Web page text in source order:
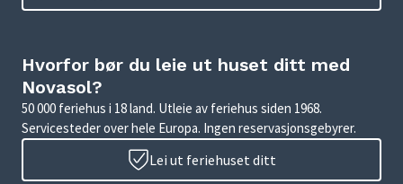
Hvorfor bør du leie ut huset ditt med
Novasol?
50 000 feriehus i 18 land. Utleie av feriehus siden 1968.
Servicesteder over hele Europa. Ingen reservasjonsgebyrer.
Lei ut feriehuset ditt